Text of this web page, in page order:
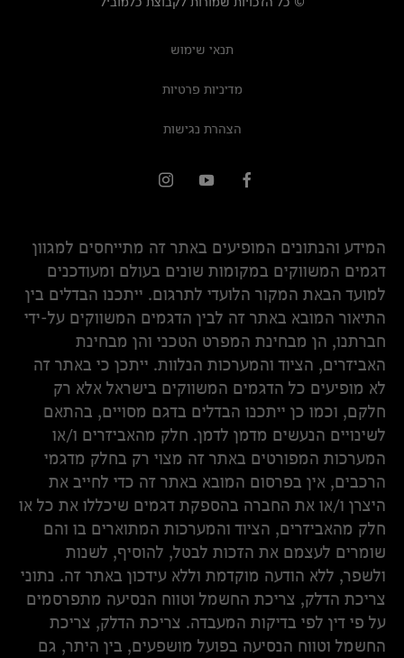
תנאי שימוש
מדיניות פרטיות
הצהרת נגישות
המידע והנתונים המופיעים באתר זה מתייחסים למגוון
דגמים המשווקים במקומות שונים בעולם ומעודכנים
למועד הבאת המקור הלועדי לתרגום. ייתכנו הבדלים בין
התיאור המובא באתר זה לבין הדגמים המשווקים על-ידי
חברתנו, הן מבחינת המפרט הטכני והן מבחינת
האביזרים, הציוד והמערכות הנלוות. ייתכן כי באתר זה
לא מופיעים כל הדגמים המשווקים בישראל אלא רק
חלקם, וכמו כן ייתכנו הבדלים בדגם מסויים, בהתאם
לשינויים הנעשים מדמן לדמן. חלק מהאביזרים ו/או
המערכות המפורטים באתר זה מצוי רק בחלק מדגמי
הרכבים, אין בפרסום המובא באתר זה כדי לחייב את
היצרן ו/או את החברה בהספקת דגמים שיכללו את כל או
חלק מהאביזרים, הציוד והמערכות המתוארים בו והם
שומרים לעצמם את הזכות לבטל, להוסיף, לשנות
ולשפר, ללא הודעה מוקדמת וללא עידכון באתר זה. נתוני
צריכת הדלק, צריכת החשמל וטווח הנסיעה מתפרסמים
על פי דין לפי בדיקות המעבדה. צריכת הדלק, צריכת
החשמל וטווח הנסיעה בפועל מושפעים, בין היתר, גם